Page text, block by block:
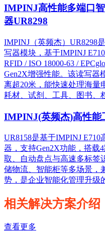
IMPINJ高性能多端口
器UR8298
IMPINJ（英频杰）UR8298
写器模块，基于IMPINJ
RFID / ISO 18000-63 /
Gen2X增强性能。该读写器
离超20米，能快速处理海量
耗材、试剂、工具、图书、
IMPINJ(英频杰)高性能
UR8158是基于IMPINJ
器，支持Gen2X功能，搭载
取、自动盘点与高速多标签
储物流、智能柜等多场景，
势，是企业智能化管理升级
相关解决方案介绍
查看更多